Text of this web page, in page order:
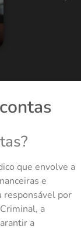
que envolve a
e
responsável por
a
a